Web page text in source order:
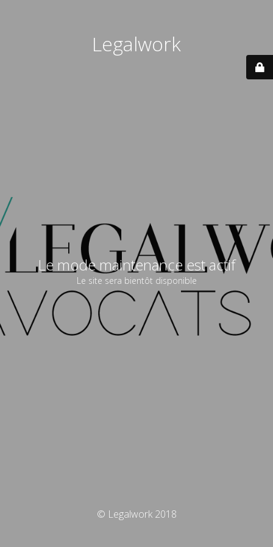
Legalwork
Le mode maintenance est actif
Le site sera bientôt disponible
© Legalwork 2018